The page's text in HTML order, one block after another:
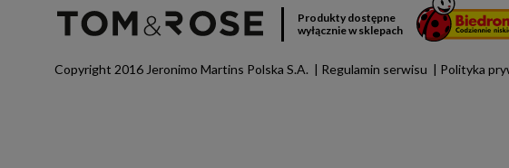
Produkty dostępne
wyłącznie w sklepach
Copyright 2016 Jeronimo Martins Polska S.A. Regulamin serwisu Polityka